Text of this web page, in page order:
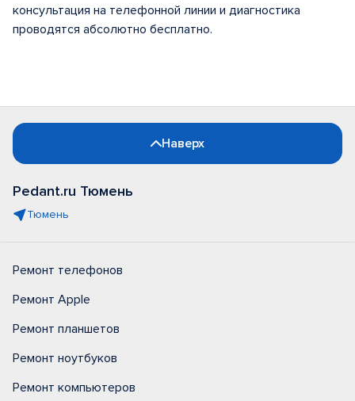
консультация на телефонной линии и диагностика
проводятся абсолютно бесплатно.
Наверх
Pedant.ru Тюмень
Тюмень
Ремонт телефонов
Ремонт Apple
Ремонт планшетов
Ремонт ноутбуков
Ремонт компьютеров